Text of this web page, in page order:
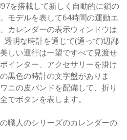
を搭載して新しく自動的に鎖の
モデルを表して64時間の運動エ
カレンダーの表示ウィンドウは
透明な時計を通じて(通って)辺鄙
しい運行は一望ですべて見渡せ
インター、アクセサリーを掛け
黒色の時計の文字盤がありま
ニの皮バンドを配備して、折り
でボタンを表します。
職人のシリーズのカレンダーの